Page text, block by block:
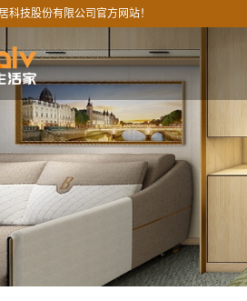
科技股份有限公司官方网站！